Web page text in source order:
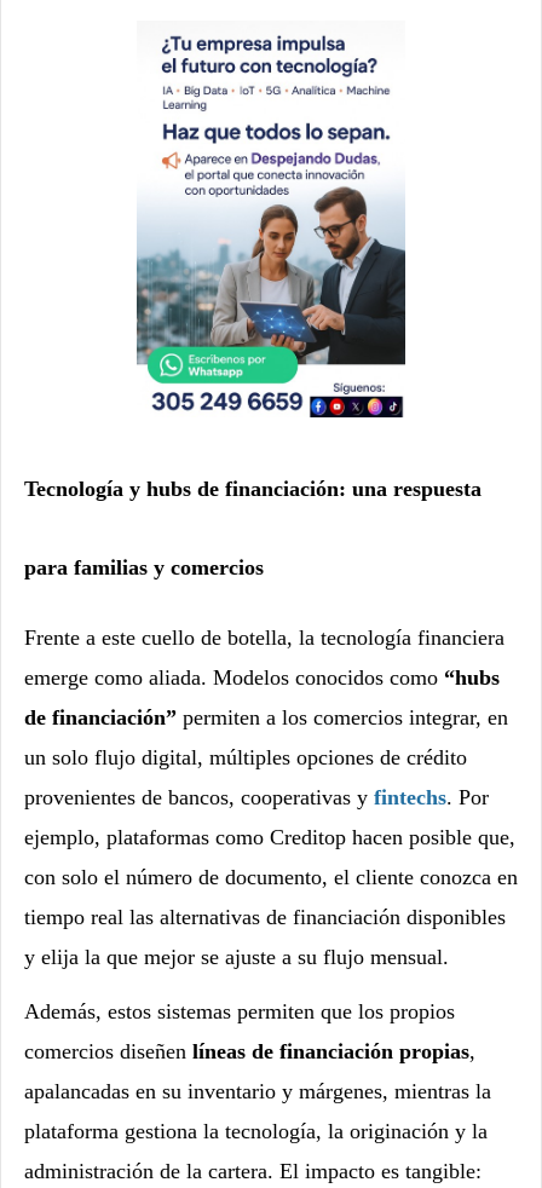
Tecnología y hubs de financiación: una respuesta
para familias y comercios
Frente a este cuello de botella, la tecnología financiera
emerge como aliada. Modelos conocidos como “hubs
de financiación” permiten a los comercios integrar, en
un solo flujo digital, múltiples opciones de crédito
provenientes de bancos, cooperativas y fintechs. Por
ejemplo, plataformas como Creditop hacen posible que,
con solo el número de documento, el cliente conozca en
tiempo real las alternativas de financiación disponibles
y elija la que mejor se ajuste a su flujo mensual.
Además, estos sistemas permiten que los propios
comercios diseñen líneas de financiación propias,
apalancadas en su inventario y márgenes, mientras la
plataforma gestiona la tecnología, la originación y la
administración de la cartera. El impacto es tangible: